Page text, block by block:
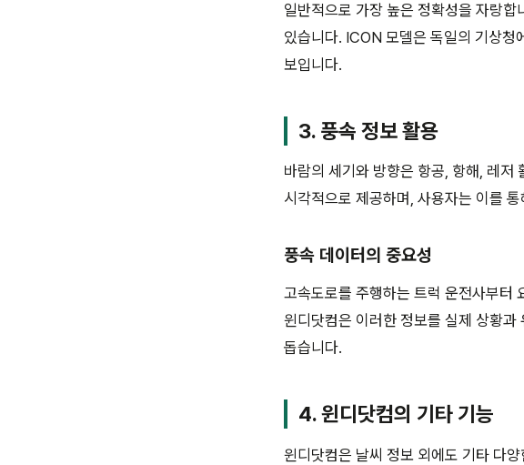
일반적으로 가장 높은 정확성을 자랑
있습니다. ICON 모델은 독일의 기상청
보입니다.
3. 풍속 정보 활용
바람의 세기와 방향은 항공, 항해, 레저
시각적으로 제공하며, 사용자는 이를
풍속 데이터의 중요성
고속도로를 주행하는 트럭 운전사부터
윈디닷컴은 이러한 정보를 실제 상황
돕습니다.
4. 윈디닷컴의 기타 기능
윈디닷컴은 날씨 정보 외에도 기타 다